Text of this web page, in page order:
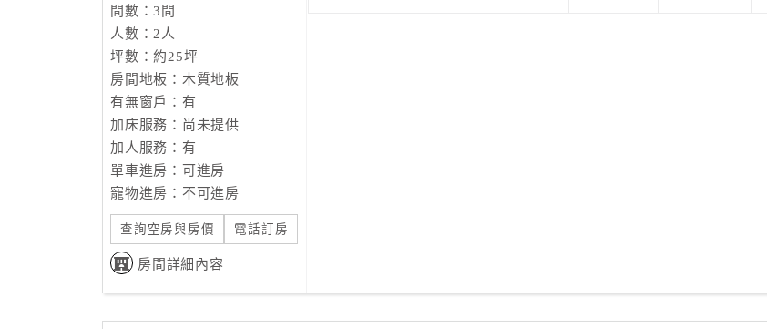
間數：3間
人數：2人
坪數：約25坪
房間地板：木質地板
有無窗戶：有
加床服務：尚未提供
加人服務：有
單車進房：可進房
寵物進房：不可進房
查詢空房與房價 電話訂房
房間詳細內容